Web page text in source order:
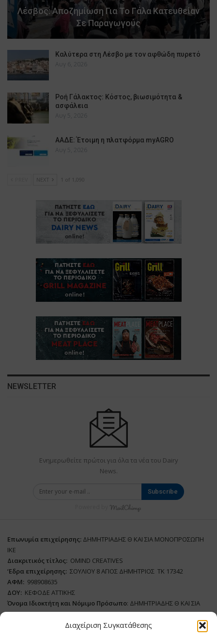
Διαχείριση Συγκατάθεσης
Λέσβος: Αποζημίωση Για Το Γάλα Κατευθείαν
Σε Παραγωγούς
Καλύτερα στη Λέσβο με τον αφθώδη πυρετό
Αυγ 6, 2026
Ροή Γάλακτος: Κόστος, βιωσιμότητα &
ασφάλεια
Αυγ 5, 2026
ΑΑΔΕ: Έτοιμη η πλατφόρμα myAGRO
Αυγ 5, 2026
NEXT 1 of 1,090
NEWSLETTER
Ενημερωθείτε πρώτοι για όλα τα νέα του Dairy
News.
Subscribe
Επωνυμία επιχείρησης: ΔΗΜΗΤΡΙΑΔΗΣ Θ ΚΑΙ ΣΙΑ ΜΟΝΟΠΡΟΣΩΠΗ
ΙΚΕ
Διακριτικός τίτλος: ΟΜΙΝD CREATIVES
‘Eδρα επιχείρησης: ΣΟΥΛΙΟΥ 8 ΑΓΙΟΣ ΔΗΜΗΤΡΙΟΣ ΤΚ 17342
ΑΦΜ: 998908635
ΔΟΥ: ΚΕΦΟΔΕ ΑΤΤΙΚΗΣ
Όνομα Ιδιοκτήτη και Νόμιμο Πρόσωπο: ΔΗΜΗΤΡΙΑΔΗΣ Θ ΚΑΙ ΣΙΑ
ΜΟΝΟΠΡΟΣΩΠΗ ΙΚΕ